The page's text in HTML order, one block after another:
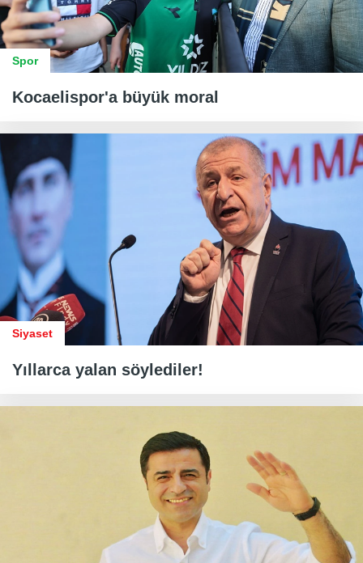
Spor
Kocaelispor'a büyük moral
Siyaset
Yıllarca yalan söylediler!